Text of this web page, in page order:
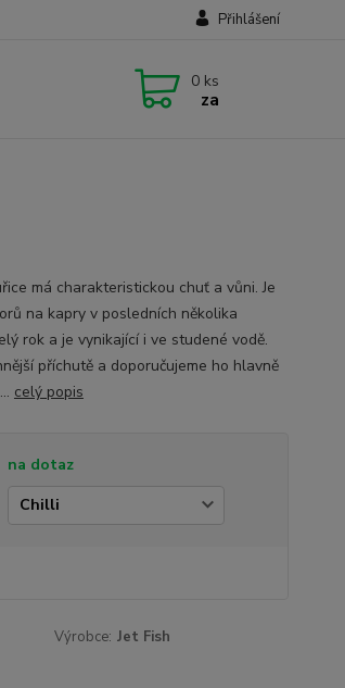
Přihlášení
0 ks
za
má charakteristickou chuť a vůni. Je
na kapry v posledních několika
rok a je vynikající i ve studené vodě.
příchutě a doporučujeme ho hlavně
celý popis
na dotaz
Výrobce: Jet Fish